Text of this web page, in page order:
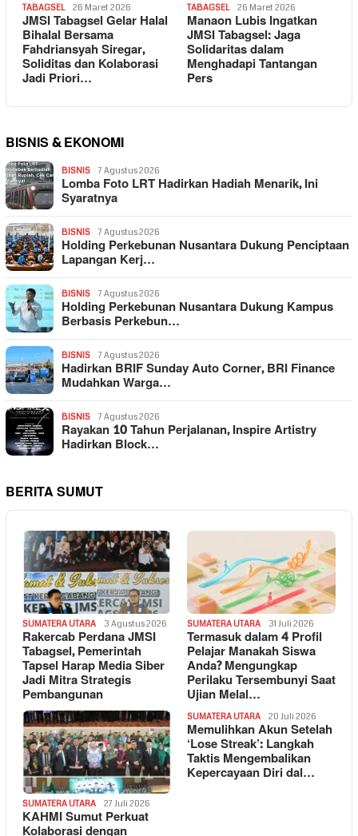
TABAGSEL 26 Maret 2026
JMSI Tabagsel Gelar Halal
Bihalal Bersama
Fahdriansyah Siregar,
Soliditas dan Kolaborasi
Jadi Priori…
TABAGSEL 26 Maret 2026
Manaon Lubis Ingatkan
JMSI Tabagsel: Jaga
Solidaritas dalam
Menghadapi Tantangan
Pers
BISNIS & EKONOMI
BISNIS 7 Agustus 2026
Lomba Foto LRT Hadirkan Hadiah Menarik, Ini
Syaratnya
BISNIS 7 Agustus 2026
Holding Perkebunan Nusantara Dukung Penciptaan
Lapangan Kerj…
BISNIS 7 Agustus 2026
Holding Perkebunan Nusantara Dukung Kampus
Berbasis Perkebun…
BISNIS 7 Agustus 2026
Hadirkan BRIF Sunday Auto Corner, BRI Finance
Mudahkan Warga…
BISNIS 7 Agustus 2026
Rayakan 10 Tahun Perjalanan, Inspire Artistry
Hadirkan Block…
BERITA SUMUT
SUMATERA UTARA 3 Agustus 2026
Rakercab Perdana JMSI
Tabagsel, Pemerintah
Tapsel Harap Media Siber
Jadi Mitra Strategis
Pembangunan
SUMATERA UTARA 31 Juli 2026
Termasuk dalam 4 Profil
Pelajar Manakah Siswa
Anda? Mengungkap
Perilaku Tersembunyi Saat
Ujian Melal…
SUMATERA UTARA 27 Juli 2026
KAHMI Sumut Perkuat
Kolaborasi dengan
SUMATERA UTARA 20 Juli 2026
Memulihkan Akun Setelah
‘Lose Streak’: Langkah
Taktis Mengembalikan
Kepercayaan Diri dal…